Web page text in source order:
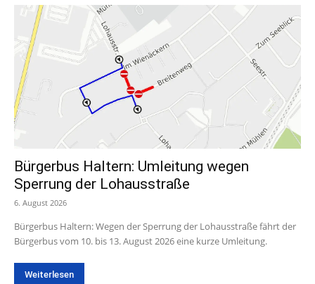
Bürgerbus Haltern: Umleitung wegen
Sperrung der Lohausstraße
6. August 2026
Bürgerbus Haltern: Wegen der Sperrung der Lohausstraße fährt der
Bürgerbus vom 10. bis 13. August 2026 eine kurze Umleitung.
Weiterlesen